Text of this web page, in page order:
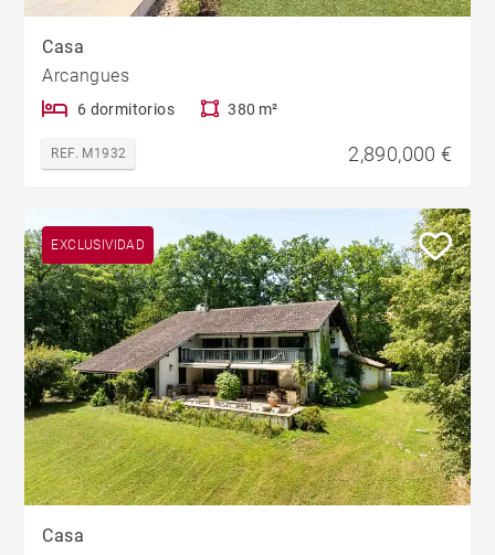
Casa
Arcangues
6 dormitorios 380 m²
REF. M1932 2,890,000 €
EXCLUSIVIDAD
Casa